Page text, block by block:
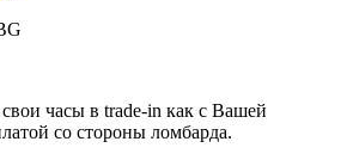
часы в trade-in как с Вашей
со стороны ломбарда.